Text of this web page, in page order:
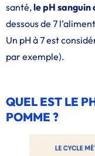
santé,le pH sanguin
dessous de 7
Un pH à 7 est
par exemple).
QUEL EST LE
POMME ?